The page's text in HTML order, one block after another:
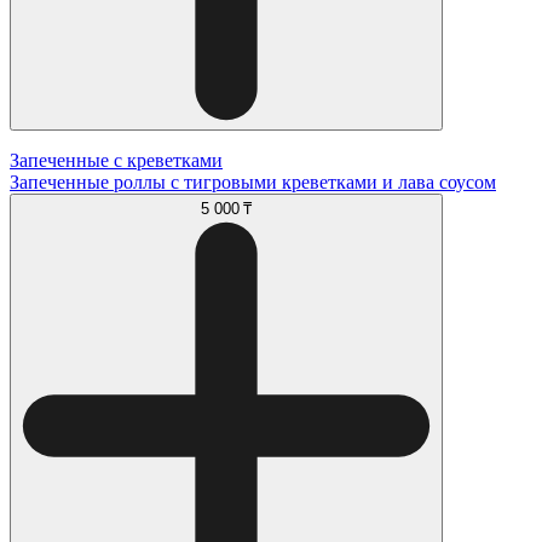
Запеченные с креветками
Запеченные роллы с тигровыми креветками и лава соусом
5 000 ₸